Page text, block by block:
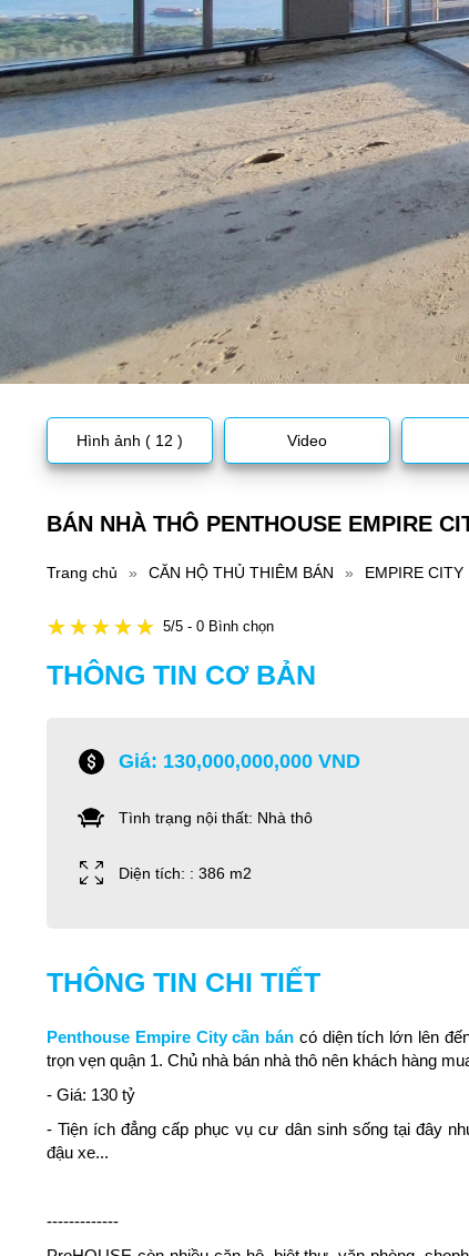
Hình ảnh ( 12 ) Video
BÁN NHÀ THÔ PENTHOUSE EMPIRE
Trang chủ » CĂN HỘ THỦ THIÊM BÁN » EMPIRE CITY
5/5 - 0 Bình chọn
THÔNG TIN CƠ BẢN
Giá: 130,000,000,000 VND
Tình trạng nội thất: Nhà thô
Diện tích: : 386 m2
THÔNG TIN CHI TIẾT
Penthouse Empire City cần bán có diện tích lớn lên
trọn vẹn quận 1. Chủ nhà bán nhà thô nên khách hàng
- Giá: 130 tỷ
- Tiện ích đẳng cấp phục vụ cư dân sinh sống tại đây
đậu xe...
-------------